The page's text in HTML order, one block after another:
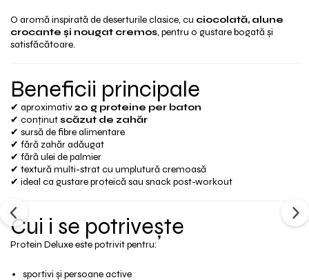
O aromă inspirată de deserturile clasice, cu ciocolată, alune
crocante și nougat cremos, pentru o gustare bogată și
satisfăcătoare.
Beneficii principale
✔ aproximativ20 g proteine per baton
✔ conținut scăzut de zahăr
✔ sursă de fibre alimentare
✔ fără zahăr adăugat
✔ fără ulei de palmier
✔ textură multi-strat cu umplutură cremoasă
✔ ideal ca gustare proteică sau snack post-workout
Cui i se potrivește
Protein Deluxe este potrivit pentru:
sportivi și persoane active